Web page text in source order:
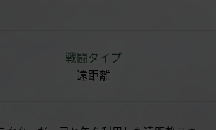
戦闘タイプ
遠距離